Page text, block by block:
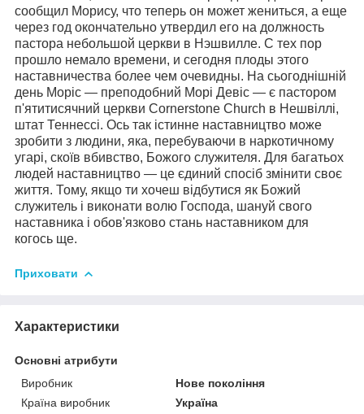
сообщил Морису, что теперь он может жениться, а еще
через год окончательно утвердил его на должность
пастора небольшой церкви в Нэшвилле. С тех пор
прошло немало времени, и сегодня плоды этого
наставничества более чем очевидны. На сьогоднішній
день Моріс ― преподобний Морі Девіс ― є пастором
п'ятитисячний церкви Cornerstone Church в Нешвіллі,
штат Теннессі. Ось так істинне наставництво може
зробити з людини, яка, перебуваючи в наркотичному
угарі, скоїв вбивство, Божого служителя. Для багатьох
людей наставництво ― це єдиний спосіб змінити своє
життя. Тому, якщо ти хочеш відбутися як Божий
служитель і виконати волю Господа, шануй свого
наставника і обов'язково стань наставником для
когось ще.
Приховати
Характеристики
Основні атрибути
Виробник
Нове покоління
Країна виробник
Україна